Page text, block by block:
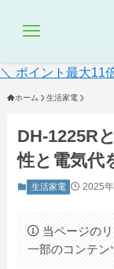
＼ ポイント最大11
ホーム 生活家電
DH‑1225R
性と電気代
生活家電 2025
当ページの
一部のコンテン